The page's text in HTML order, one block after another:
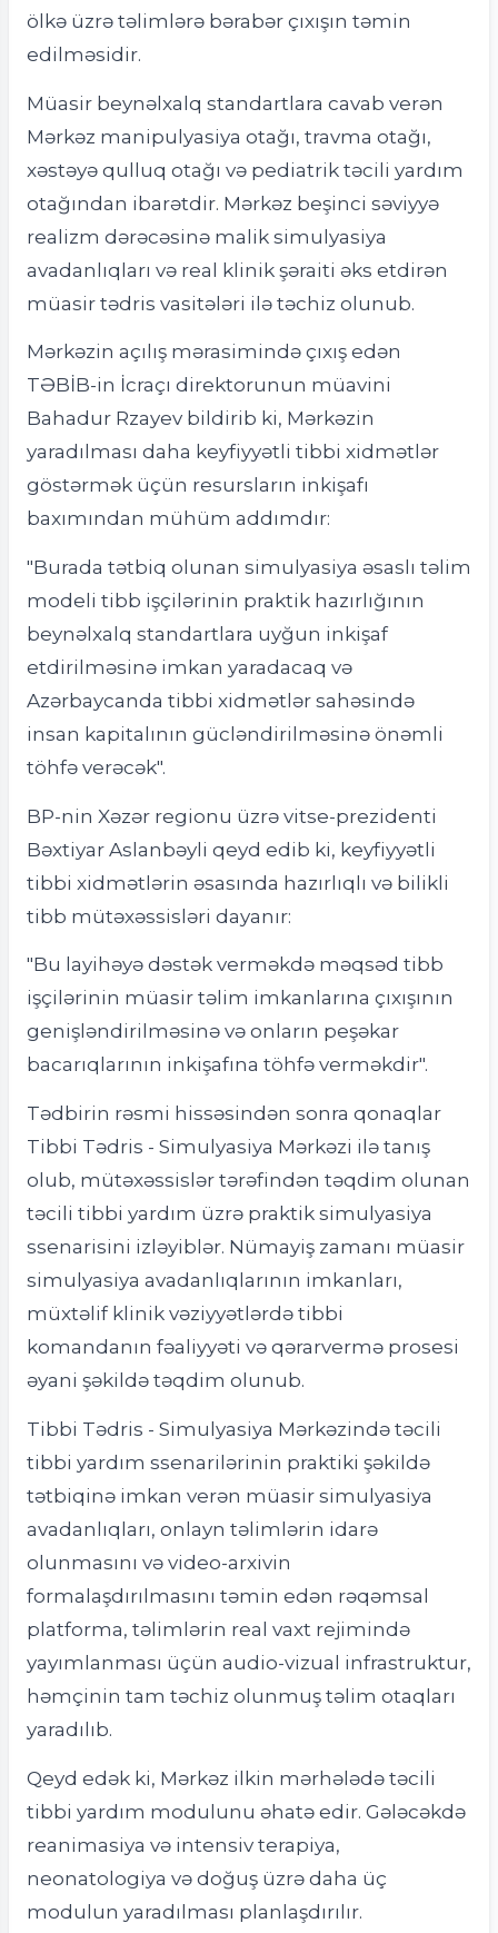
ölkə üzrə təlimlərə bərabər çıxışın təmin
edilməsidir.
Müasir beynəlxalq standartlara cavab verən
Mərkəz manipulyasiya otağı, travma otağı,
xəstəyə qulluq otağı və pediatrik təcili yardım
otağından ibarətdir. Mərkəz beşinci səviyyə
realizm dərəcəsinə malik simulyasiya
avadanlıqları və real klinik şəraiti əks etdirən
müasir tədris vasitələri ilə təchiz olunub.
Mərkəzin açılış mərasimində çıxış edən
TƏBİB-in İcraçı direktorunun müavini
Bahadur Rzayev bildirib ki, Mərkəzin
yaradılması daha keyfiyyətli tibbi xidmətlər
göstərmək üçün resursların inkişafı
baxımından mühüm addımdır:
"Burada tətbiq olunan simulyasiya əsaslı təlim
modeli tibb işçilərinin praktik hazırlığının
beynəlxalq standartlara uyğun inkişaf
etdirilməsinə imkan yaradacaq və
Azərbaycanda tibbi xidmətlər sahəsində
insan kapitalının gücləndirilməsinə önəmli
töhfə verəcək".
BP-nin Xəzər regionu üzrə vitse-prezidenti
Bəxtiyar Aslanbəyli qeyd edib ki, keyfiyyətli
tibbi xidmətlərin əsasında hazırlıqlı və bilikli
tibb mütəxəssisləri dayanır:
"Bu layihəyə dəstək verməkdə məqsəd tibb
işçilərinin müasir təlim imkanlarına çıxışının
genişləndirilməsinə və onların peşəkar
bacarıqlarının inkişafına töhfə verməkdir".
Tədbirin rəsmi hissəsindən sonra qonaqlar
Tibbi Tədris - Simulyasiya Mərkəzi ilə tanış
olub, mütəxəssislər tərəfindən təqdim olunan
təcili tibbi yardım üzrə praktik simulyasiya
ssenarisini izləyiblər. Nümayiş zamanı müasir
simulyasiya avadanlıqlarının imkanları,
müxtəlif klinik vəziyyətlərdə tibbi
komandanın fəaliyyəti və qərarvermə prosesi
əyani şəkildə təqdim olunub.
Tibbi Tədris - Simulyasiya Mərkəzində təcili
tibbi yardım ssenarilərinin praktiki şəkildə
tətbiqinə imkan verən müasir simulyasiya
avadanlıqları, onlayn təlimlərin idarə
olunmasını və video-arxivin
formalaşdırılmasını təmin edən rəqəmsal
platforma, təlimlərin real vaxt rejimində
yayımlanması üçün audio-vizual infrastruktur,
həmçinin tam təchiz olunmuş təlim otaqları
yaradılıb.
Qeyd edək ki, Mərkəz ilkin mərhələdə təcili
tibbi yardım modulunu əhatə edir. Gələcəkdə
reanimasiya və intensiv terapiya,
neonatologiya və doğuş üzrə daha üç
modulun yaradılması planlaşdırılır.